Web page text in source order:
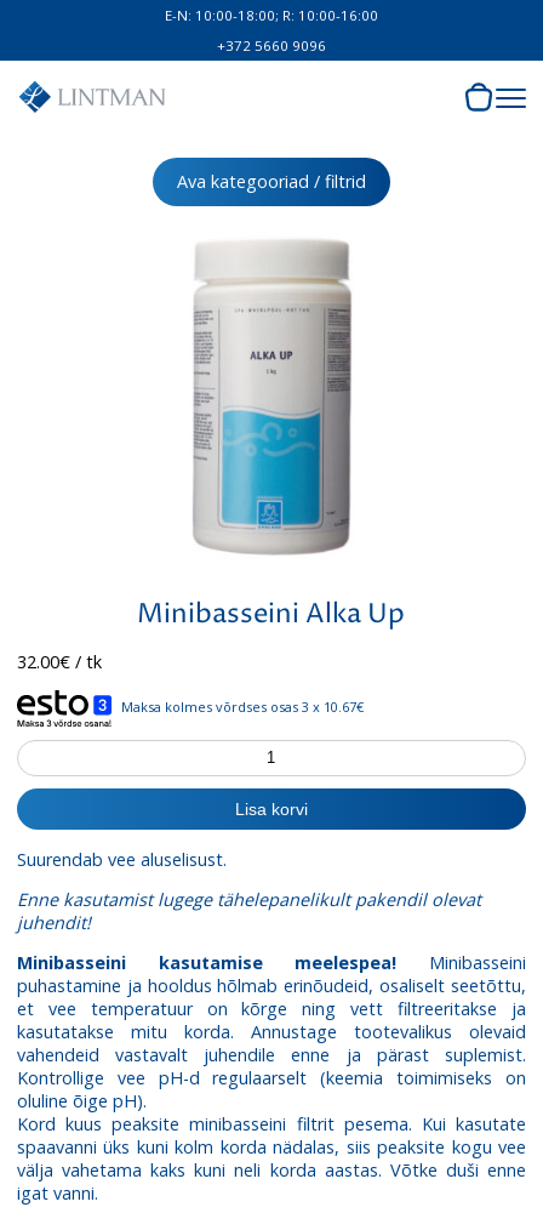
E-N: 10:00-18:00; R: 10:00-16:00
+372 5660 9096
Ava kategooriad / filtrid
Minibasseini Alka Up
32.00€/ tk
Maksa kolmes võrdses osas 3 x 10.67€
Minibasseini
Alka
Up
kogus
Lisa korvi
Suurendab vee aluselisust.
Enne kasutamist lugege tähelepanelikult pakendil olevat
juhendit!
Minibasseini kasutamise meelespea! Minibasseini
puhastamine ja hooldus hõlmab erinõudeid, osaliselt seetõttu,
et vee temperatuur on kõrge ning vett filtreeritakse ja
kasutatakse mitu korda. Annustage tootevalikus olevaid
vahendeid vastavalt juhendile enne ja pärast suplemist.
Kontrollige vee pH-d regulaarselt (keemia toimimiseks on
oluline õige pH).
Kord kuus peaksite minibasseini filtrit pesema. Kui kasutate
spaavanni üks kuni kolm korda nädalas, siis peaksite kogu vee
välja vahetama kaks kuni neli korda aastas. Võtke duši enne
igat vanni.